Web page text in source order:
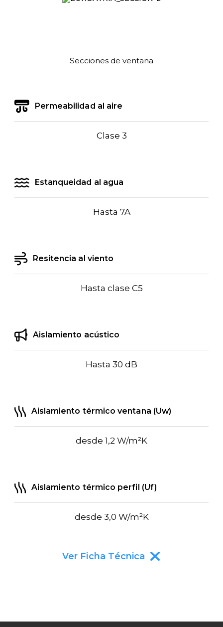
Secciones de ventana
Permeabilidad al aire
Clase 3
Estanqueidad al agua
Hasta 7A
Resitencia al viento
Hasta clase C5
Aislamiento acústico
Hasta 30 dB
Aislamiento térmico ventana (Uw)
desde 1,2 W/m²K
Aislamiento térmico perfil (Uf)
desde 3,0 W/m²K
Ver Ficha Técnica